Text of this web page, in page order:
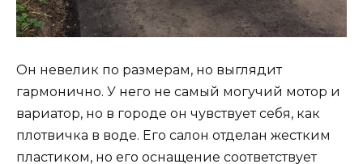
Он невелик по размерам, но выглядит
гармонично. У него не самый могучий мотор и
вариатор, но в городе он чувствует себя, как
плотвичка в воде. Его салон отделан жестким
пластиком, но его оснащение соответствует